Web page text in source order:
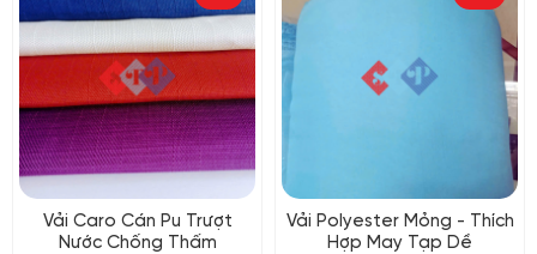
Vải Caro Cán Pu Trượt
Nước Chống Thấm
Vải Polyester Mỏng - Thích
Hợp May Tạp Dề